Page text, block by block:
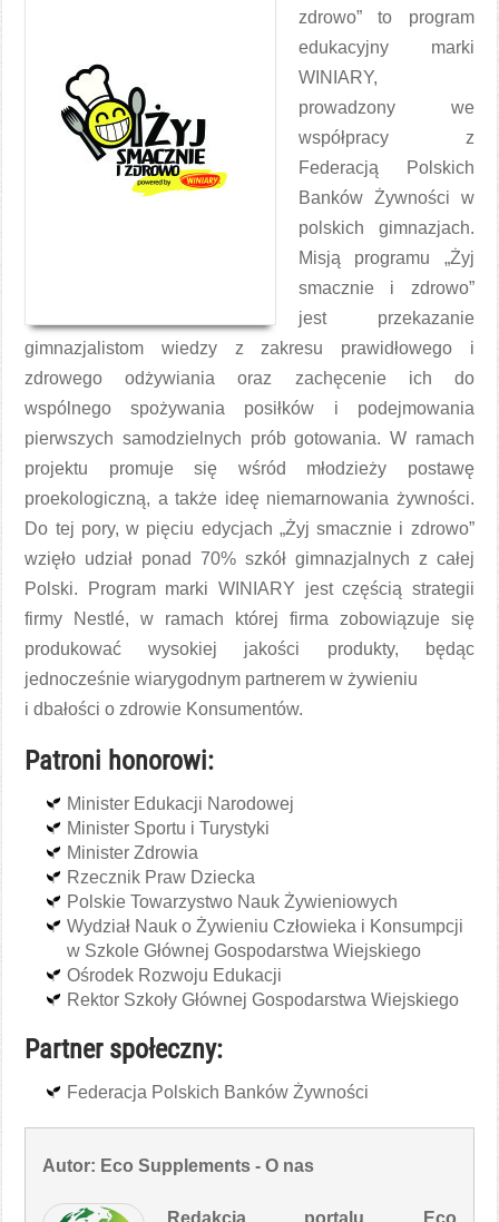
zdrowo” to program
edukacyjny marki
WINIARY,
prowadzony we
współpracy z
Federacją Polskich
Banków Żywności w
polskich gimnazjach.
Misją programu „Żyj
smacznie i zdrowo”
jest przekazanie
gimnazjalistom wiedzy z zakresu prawidłowego i
zdrowego odżywiania oraz zachęcenie ich do
wspólnego spożywania posiłków i podejmowania
pierwszych samodzielnych prób gotowania. W ramach
projektu promuje się wśród młodzieży postawę
proekologiczną, a także ideę niemarnowania żywności.
Do tej pory, w pięciu edycjach „Żyj smacznie i zdrowo”
wzięło udział ponad 70% szkół gimnazjalnych z całej
Polski. Program marki WINIARY jest częścią strategii
firmy Nestlé, w ramach której firma zobowiązuje się
produkować wysokiej jakości produkty, będąc
jednocześnie wiarygodnym partnerem w żywieniu
i dbałości o zdrowie Konsumentów.
Patroni honorowi:
Minister Edukacji Narodowej
Minister Sportu i Turystyki
Minister Zdrowia
Rzecznik Praw Dziecka
Polskie Towarzystwo Nauk Żywieniowych
Wydział Nauk o Żywieniu Człowieka i Konsumpcji
w Szkole Głównej Gospodarstwa Wiejskiego
Ośrodek Rozwoju Edukacji
Rektor Szkoły Głównej Gospodarstwa Wiejskiego
Partner społeczny:
Federacja Polskich Banków Żywności
Autor: Eco Supplements - O nas